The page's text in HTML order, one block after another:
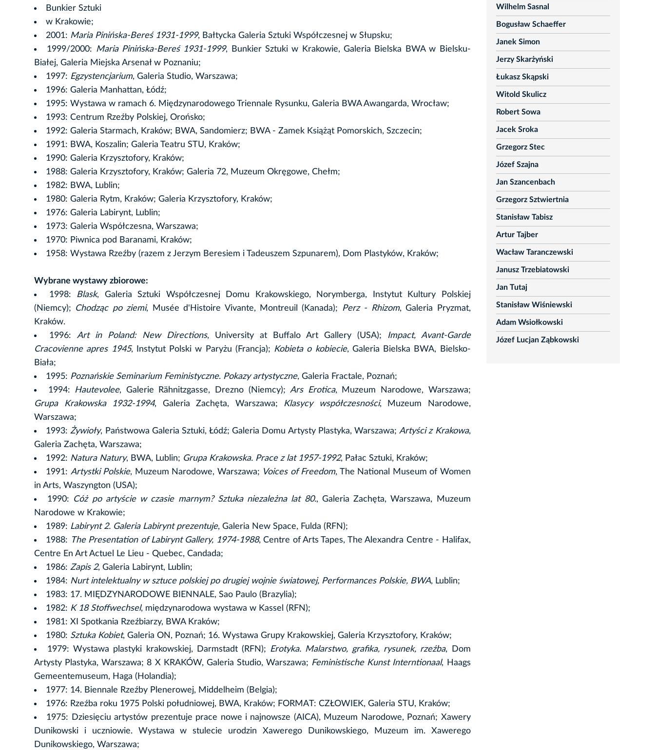
Bunkier Sztuki
w Krakowie;
2001: Maria Pinińska-Bereś 1931-1999, Bałtycka Galeria Sztuki Współczesnej w Słupsku;
1999/2000: Maria Pinińska-Bereś 1931-1999, Bunkier Sztuki w Krakowie, Galeria Bielska BWA w Bielsku-
Białej, Galeria Miejska Arsenał w Poznaniu;
1997: Egzystencjarium, Galeria Studio, Warszawa;
1996: Galeria Manhattan, Łódź;
1995: Wystawa w ramach 6. Międzynarodowego Triennale Rysunku, Galeria BWA Awangarda, Wrocław;
1993: Centrum Rzeźby Polskiej, Orońsko;
1992: Galeria Starmach, Kraków; BWA, Sandomierz; BWA - Zamek Książąt Pomorskich, Szczecin;
1991: BWA, Koszalin; Galeria Teatru STU, Kraków;
1990: Galeria Krzysztofory, Kraków;
1988: Galeria Krzysztofory, Kraków; Galeria 72, Muzeum Okręgowe, Chełm;
1982: BWA, Lublin;
1980: Galeria Rytm, Kraków; Galeria Krzysztofory, Kraków;
1976: Galeria Labirynt, Lublin;
1973: Galeria Współczesna, Warszawa;
1970: Piwnica pod Baranami, Kraków;
1958: Wystawa Rzeźby (razem z Jerzym Beresiem i Tadeuszem Szpunarem), Dom Plastyków, Kraków;
Wybrane wystawy zbiorowe:
1998: Blask, Galeria Sztuki Współczesnej Domu Krakowskiego, Norymberga, Instytut Kultury Polskiej
(Niemcy); Chodząc po ziemi, Musée d'Histoire Vivante, Montreuil (Kanada); Perz - Rhizom, Galeria Pryzmat,
Kraków.
1996: Art in Poland: New Directions, University at Buffalo Art Gallery (USA); Impact, Avant-Garde
Cracovienne apres 1945, Instytut Polski w Paryżu (Francja); Kobieta o kobiecie, Galeria Bielska BWA, Bielsko-
Biała;
1995: Poznańskie Seminarium Feministyczne. Pokazy artystyczne, Galeria Fractale, Poznań;
1994: Hautevolee, Galerie Rähnitzgasse, Drezno (Niemcy);Ars Erotica, Muzeum Narodowe, Warszawa;
Grupa Krakowska 1932-1994, Galeria Zachęta, Warszawa; Klasycy współczesności, Muzeum Narodowe,
Warszawa;
1993:Żywioły, Państwowa Galeria Sztuki, Łódź; Galeria Domu Artysty Plastyka, Warszawa;Artyści z Krakowa,
Galeria Zachęta, Warszawa;
1992: Natura Natury, BWA, Lublin; Grupa Krakowska. Prace z lat 1957-1992, Pałac Sztuki, Kraków;
1991: Artystki Polskie, Muzeum Narodowe, Warszawa; Voices of Freedom, The National Museum of Women
in Arts, Waszyngton (USA);
1990: Cóż po artyście w czasie marnym? Sztuka niezależna lat 80., Galeria Zachęta, Warszawa, Muzeum
Narodowe w Krakowie;
1989: Labirynt 2. Galeria Labirynt prezentuje, Galeria New Space, Fulda (RFN);
1988: The Presentation of Labirynt Gallery, 1974-1988, Centre of Arts Tapes, The Alexandra Centre - Halifax,
Centre En Art Actuel Le Lieu - Quebec, Candada;
1986: Zapis 2, Galeria Labirynt, Lublin;
1984: Nurt intelektualny w sztuce polskiej po drugiej wojnie światowej, Performances Polskie, BWA, Lublin;
1983: 17. MIĘDZYNARODOWE BIENNALE, Sao Paulo (Brazylia);
1982: K 18 Stoffwechsel, międzynarodowa wystawa w Kassel (RFN);
1981: XI Spotkania Rzeźbiarzy, BWA Kraków;
1980: Sztuka Kobiet, Galeria ON, Poznań; 16. Wystawa Grupy Krakowskiej, Galeria Krzysztofory, Kraków;
1979: Wystawa plastyki krakowskiej, Darmstadt (RFN); Erotyka. Malarstwo, grafika, rysunek, rzeźba, Dom
Artysty Plastyka, Warszawa; 8 X KRAKÓW, Galeria Studio, Warszawa; Feministische Kunst Interntionaal, Haags
Gemeentemuseum, Haga (Holandia);
1977: 14. Biennale Rzeźby Plenerowej, Middelheim (Belgia);
1976: Rzeźba roku 1975 Polski południowej, BWA, Kraków; FORMAT: CZŁOWIEK, Galeria STU, Kraków;
1975: Dziesięciu artystów prezentuje prace nowe i najnowsze (AICA), Muzeum Narodowe, Poznań; Xawery
Dunikowski i uczniowie. Wystawa w stulecie urodzin Xawerego Dunikowskiego, Muzeum im. Xawerego
Dunikowskiego, Warszawa;
Wilhelm Sasnal
Bogusław Schaeffer
Janek Simon
Jerzy Skarżyński
Łukasz Skąpski
Witold Skulicz
Robert Sowa
Jacek Sroka
Grzegorz Stec
Józef Szajna
Jan Szancenbach
Grzegorz Sztwiertnia
Stanisław Tabisz
Artur Tajber
Wacław Taranczewski
Janusz Trzebiatowski
Jan Tutaj
Stanisław Wiśniewski
Adam Wsiołkowski
Józef Lucjan Ząbkowski